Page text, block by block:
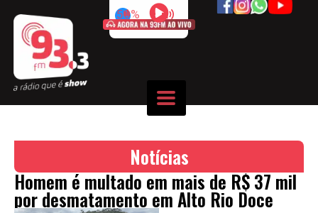
50%
Notícias
Homem é multado em mais de R$ 37 mil
por desmatamento em Alto Rio Doce